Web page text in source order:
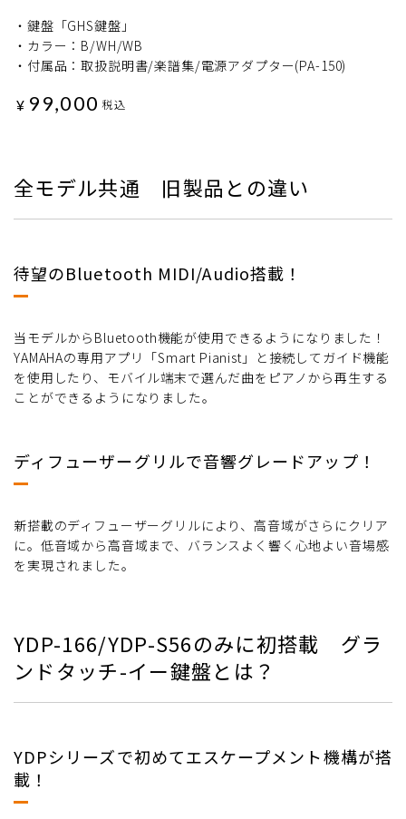
・鍵盤「GHS鍵盤」
・カラー：B/WH/WB
・付属品：取扱説明書/楽譜集/電源アダプター(PA-150)
¥ 99,000 税込
全モデル共通 旧製品との違い
待望のBluetooth MIDI/Audio搭載！
当モデルからBluetooth機能が使用できるようになりました！
YAMAHAの専用アプリ「Smart Pianist」と接続してガイド機能
を使用したり、モバイル端末で選んだ曲をピアノから再生する
ことができるようになりました。
ディフューザーグリルで音響グレードアップ！
新搭載のディフューザーグリルにより、高音域がさらにクリア
に。低音域から高音域まで、バランスよく響く心地よい音場感
を実現されました。
YDP-166/YDP-S56のみに初搭載 グラ
ンドタッチ-イー鍵盤とは？
YDPシリーズで初めてエスケープメント機構が搭
載！